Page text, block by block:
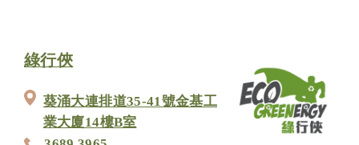
綠行俠
葵涌大連排道35-41號金基工
業大廈14樓B室